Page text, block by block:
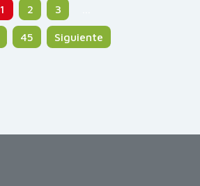
1 2 3
45 Siguiente